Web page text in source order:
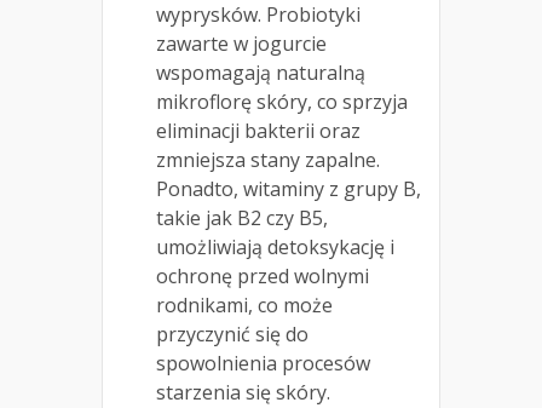
wyprysków. Probiotyki
zawarte w jogurcie
wspomagają naturalną
mikroflorę skóry, co sprzyja
eliminacji bakterii oraz
zmniejsza stany zapalne.
Ponadto, witaminy z grupy B,
takie jak B2 czy B5,
umożliwiają detoksykację i
ochronę przed wolnymi
rodnikami, co może
przyczynić się do
spowolnienia procesów
starzenia się skóry.